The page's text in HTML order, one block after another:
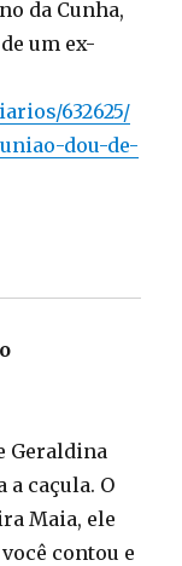
da Cunha,
um ex-
632625/
dou-de-
Geraldina
a caçula. O
Maia, ele
contou e